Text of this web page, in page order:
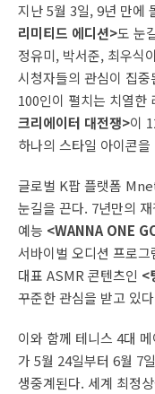
지난 5월 3일, 9년 만에
리미티드 에디션>도 눈
정유미, 박서준, 최우식
시청자들의 관심이 집
100인이 펼치는 치열한
크리에이터 대전쟁>이
하나의 스타일 아이콘
글로벌 K팝 플랫폼
눈길을 끈다. 7년만의
예능 <WANNA ONE
서바이벌 오디션 프로그
대표 ASMR 콘텐츠인 <
꾸준한 관심을 받고 있
이와 함께 테니스 4대
가 5월 24일부터 6월 7
생중계된다. 세계 최정